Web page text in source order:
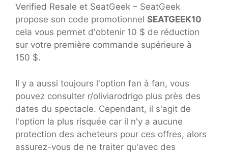
Verified Resale et SeatGeek – SeatGeek
propose son code promotionnel SEATGEEK10
cela vous permet d'obtenir 10 $ de réduction
sur votre première commande supérieure à
150 $.
Il y a aussi toujours l'option fan à fan, vous
pouvez consulter r/oliviarodrigo plus près des
dates du spectacle. Cependant, il s'agit de
l'option la plus risquée car il n'y a aucune
protection des acheteurs pour ces offres, alors
assurez-vous de ne traiter qu'avec des